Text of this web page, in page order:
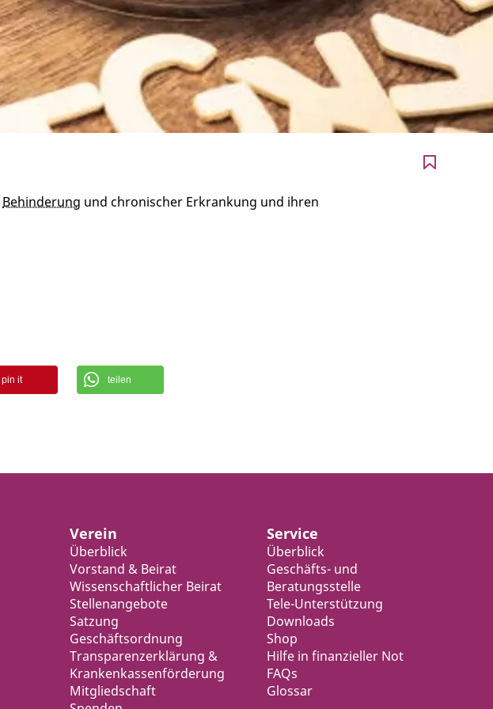
Behinderung und chronischer Erkrankung und ihren
pin it teilen
Verein
Überblick
Vorstand & Beirat
Wissenschaftlicher Beirat
Stellenangebote
Satzung
Geschäftsordnung
Transparenzerklärung &
Krankenkassenförderung
Mitgliedschaft
Service
Überblick
Geschäfts- und
Beratungsstelle
Tele-Unterstützung
Downloads
Shop
Hilfe in finanzieller Not
FAQs
Glossar